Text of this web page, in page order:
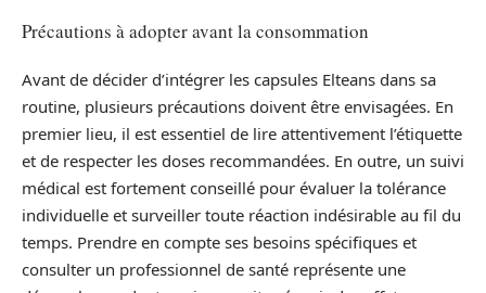
Précautions à adopter avant la consommation
Avant de décider d’intégrer les capsules Elteans dans sa
routine, plusieurs précautions doivent être envisagées. En
premier lieu, il est essentiel de lire attentivement l’étiquette
et de respecter les doses recommandées. En outre, un suivi
médical est fortement conseillé pour évaluer la tolérance
individuelle et surveiller toute réaction indésirable au fil du
temps. Prendre en compte ses besoins spécifiques et
consulter un professionnel de santé représente une